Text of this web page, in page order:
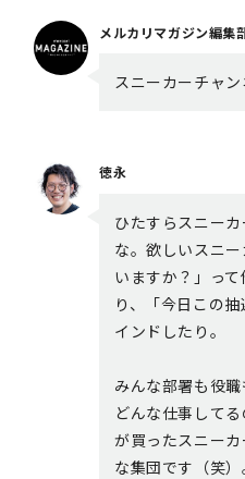
メルカリマガジン編集
スニーカーチャン
徳永
ひたすらスニー
な。欲しいスニ
いますか？」っ
り、「今日この
インドしたり。
みんな部署も役
どんな仕事して
が買ったスニー
な集団です（笑）